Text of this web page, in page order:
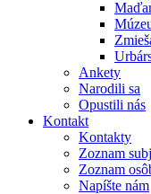
Ankety
Narodili sa
Opustili nás
Kontakt
Kontakty
Zoznam
Zoznam
Napíšte nám